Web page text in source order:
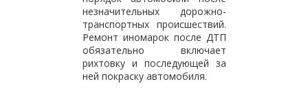
незначительных дорожно-
транспортных происшествий.
Ремонт иномарок после ДТП
обязательно включает
рихтовку и последующей за
ней покраску автомобиля.